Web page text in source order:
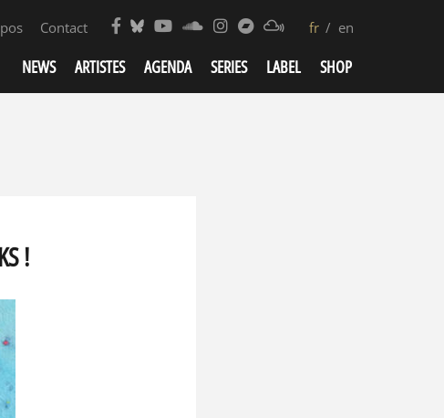
fr en
Contact
NEWS ARTISTES AGENDA SERIES LABEL SHOP
!